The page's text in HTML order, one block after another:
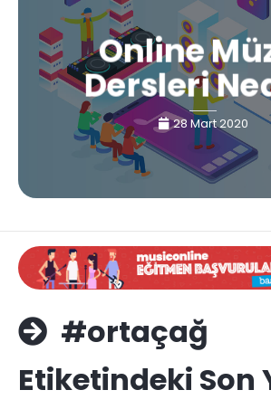
Online
Dersleri
28 Mart 2020
#ortaçağ
Etiketindeki Son